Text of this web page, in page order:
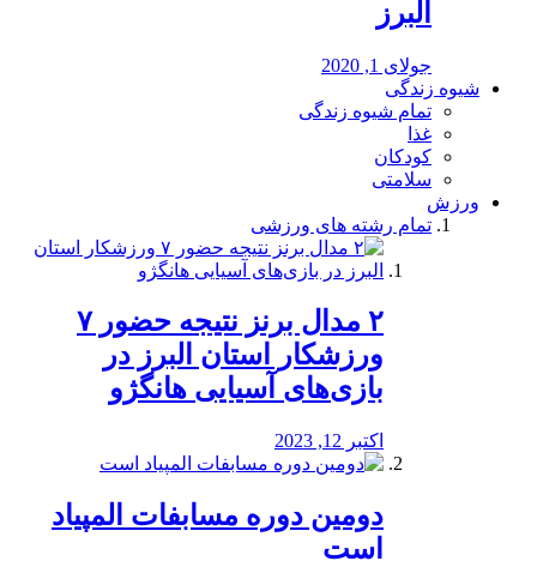
البرز
جولای 1, 2020
شیوه زندگی
تمام شیوه زندگی
غذا
کودکان
سلامتی
ورزش
تمام رشته های ورزشی
۲ مدال برنز نتیجه حضور ۷
ورزشکار استان البرز در
بازی‌های آسیایی هانگژو
اکتبر 12, 2023
دومین دوره مسابفات المپیاد
است